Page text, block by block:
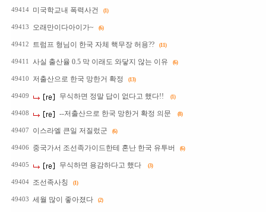
49414 미국학교내 폭력사건 (1)
49413 오래만이다아이가~ (6)
49412 트럼프 형님이 한국 자체 핵무장 허용?? (11)
49411 사실 출산율 0.5 막 이래도 와닿지 않는 이유 (6)
49410 저출산으로 한국 망한거 확정 (13)
49409 무식하면 정말 답이 없다고 했다!! (1)
49408 --저출산으로 한국 망한거 확정 의문 (8)
49407 이스라엘 큰일 저질렀군 (6)
49406 중국가서 조선족가이드한테 혼난 한국 유투버 (6)
49405 무식하면 용감하다고 했다 (3)
49404 조선족사칭 (1)
49403 세월 많이 좋아졌다 (2)